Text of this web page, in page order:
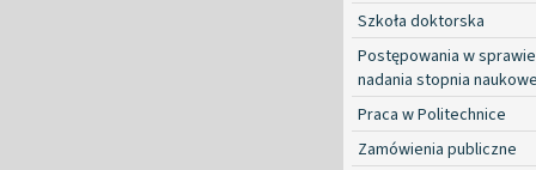
Szkoła doktorska
Postępowania w sprawie
nadania stopnia
Praca w Politechnice
Zamówienia publiczne